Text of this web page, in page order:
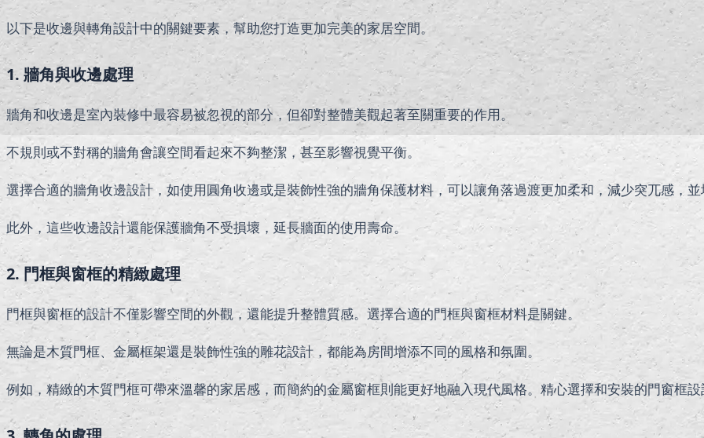
以下是收邊與轉角設計中的關鍵要素，幫助您打造更加完美的家居空間。
1. 牆角與收邊處理
牆角和收邊是室內裝修中最容易被忽視的部分，但卻對整體美觀起著至關重要的作用。
不規則或不對稱的牆角會讓空間看起來不夠整潔，甚至影響視覺平衡。
選擇合適的牆角收邊設計，如使用圓角收邊或是裝飾性強的牆角保護材料，可以讓角落過渡更加柔和，減少突兀感，
此外，這些收邊設計還能保護牆角不受損壞，延長牆面的使用壽命。
2. 門框與窗框的精緻處理
門框與窗框的設計不僅影響空間的外觀，還能提升整體質感。選擇合適的門框與窗框材料是關鍵。
無論是木質門框、金屬框架還是裝飾性強的雕花設計，都能為房間增添不同的風格和氛圍。
例如，精緻的木質門框可帶來溫馨的家居感，而簡約的金屬窗框則能更好地融入現代風格。精心選擇和安裝的門窗框